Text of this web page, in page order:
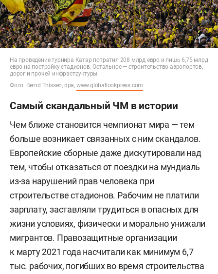
На проведение турнира Катар потратил 208 млрд евро и лишь 6,75 млрд
евро на постройку стадионов. Остальное — строительство аэропортов,
дорог и прочей инфраструктуры
Фото: Bernd Thissen, dpa, www.globallookpress.com
Самый скандальный ЧМ в истории
Чем ближе становится чемпионат мира — тем
больше возникает связанных с ним скандалов.
Европейские сборные даже дискутировали над
тем, чтобы отказаться от поездки на мундиаль
из-за нарушений прав человека при
строительстве стадионов. Рабочим не платили
зарплату, заставляли трудиться в опасных для
жизни условиях, физически и морально унижали
мигрантов. Правозащитные организации
к марту 2021 года насчитали как минимум 6,7
тыс. рабочих, погибших во время строительства